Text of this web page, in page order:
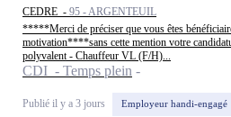
CEDRE - 95 - ARGENTEUIL
*****Merci de préciser que vous êtes
motivation****sans cette mention votre
polyvalent - Chauffeur VL (F/H)...
CDI - Temps plein
Publié il y a 3 jours Employeur handi-engagé